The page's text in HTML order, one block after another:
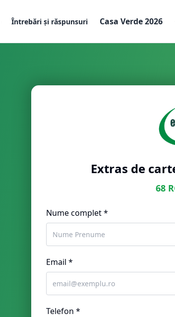
Întrebări și răspunsuri Casa Verde 2026
Extras de
68
Nume complet *
Email *
Telefon *